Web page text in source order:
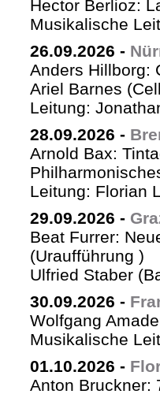
Hector Berlioz:
Musikalische
26.09.2026 -
Anders Hillborg:
Ariel Barnes
Leitung:
28.09.2026 -
Arnold Bax:
Leitung: Florian
29.09.2026 -
Beat Furrer:
(Uraufführung )
Ulfried Staber
30.09.2026 -
Wolfgang
Musikalische
01.10.2026 -
Anton Bruckner: